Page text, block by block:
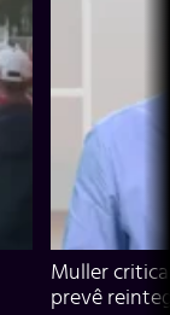
Muller
prevê